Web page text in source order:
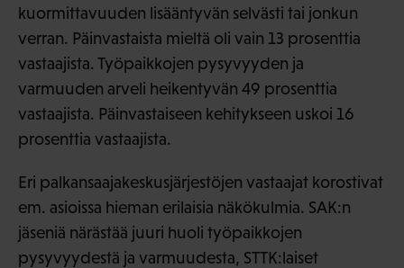
kuormittavuuden lisääntyvän selvästi tai jonkun
verran. Päinvastaista mieltä oli vain 13 prosenttia
vastaajista. Työpaikkojen pysyvyyden ja
varmuuden arveli heikentyvän 49 prosenttia
vastaajista. Päinvastaiseen kehitykseen uskoi 16
prosenttia vastaajista.
Eri palkansaajakeskusjärjestöjen vastaajat korostivat
em. asioissa hieman erilaisia näkökulmia. SAK:n
jäseniä närästää juuri huoli työpaikkojen
pysyvyydestä ja varmuudesta, STTK:laiset